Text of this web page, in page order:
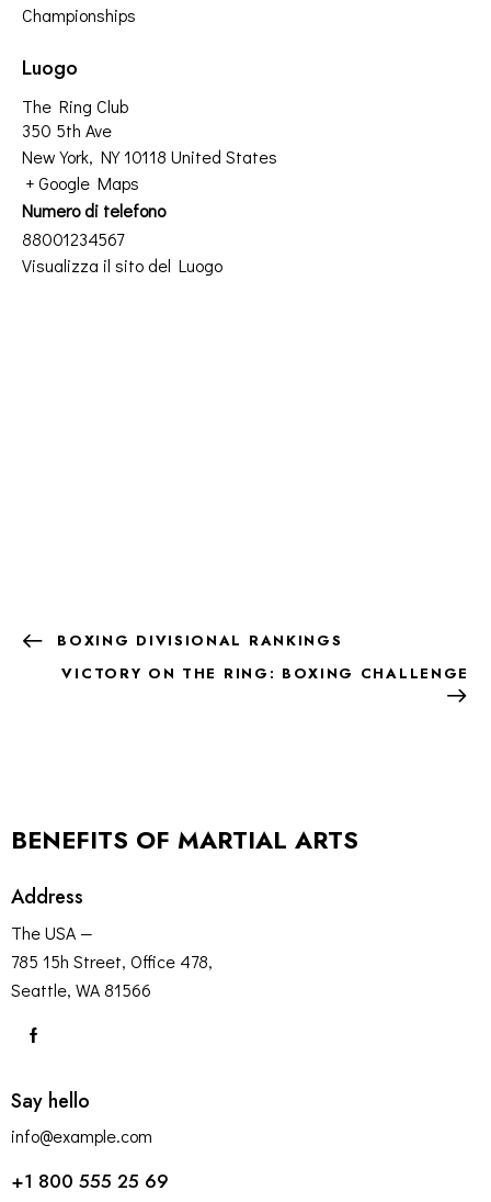
Championships
Luogo
The Ring Club
350 5th Ave
New York, NY10118 United States
+ Google Maps
Numero di telefono
88001234567
Visualizza il sito del Luogo
BOXING DIVISIONAL RANKINGS
VICTORY ON THE RING: BOXING CHALLENGE
BENEFITS OF MARTIAL ARTS
Address
The USA —
785 15h Street, Office 478,
Seattle, WA 81566
Say hello
info@example.com
+1 800 555 25 69